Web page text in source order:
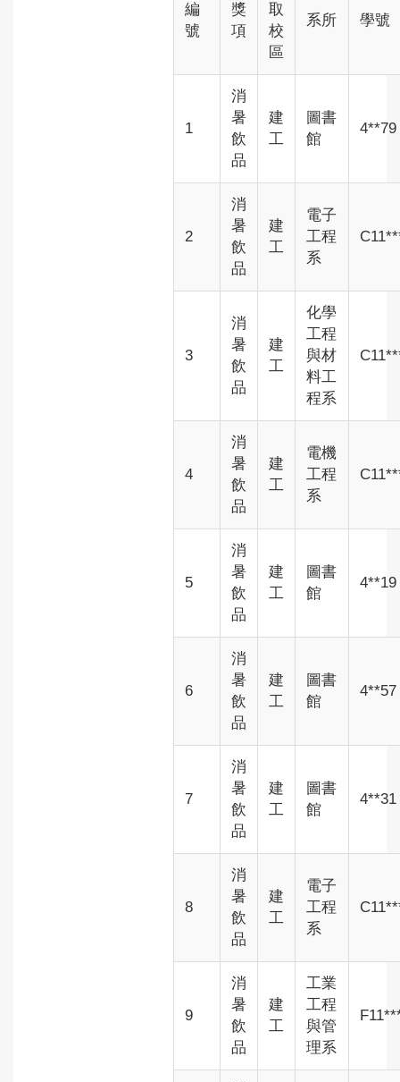
編
號
獎
項
取
校
區
系所 學號
1
消
暑
飲
品
建
工
圖書
館
4**79
2
消
暑
飲
品
建
工
電子
工程
系
3
消
暑
飲
品
建
工
化學
工程
與材
料工
程系
4
消
暑
飲
品
建
工
電機
工程
系
5
消
暑
飲
品
建
工
圖書
館
4**19
6
消
暑
飲
品
建
工
圖書
館
4**57
7
消
暑
飲
品
建
工
圖書
館
4**31
8
消
暑
飲
品
建
工
電子
工程
系
9
消
暑
飲
品
建
工
工業
工程
與管
理系